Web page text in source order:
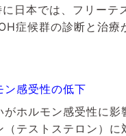
日本では、フリーテ
症候群の診断と治療
ン感受性の低下
ホルモン感受性に影
テストステロン）に